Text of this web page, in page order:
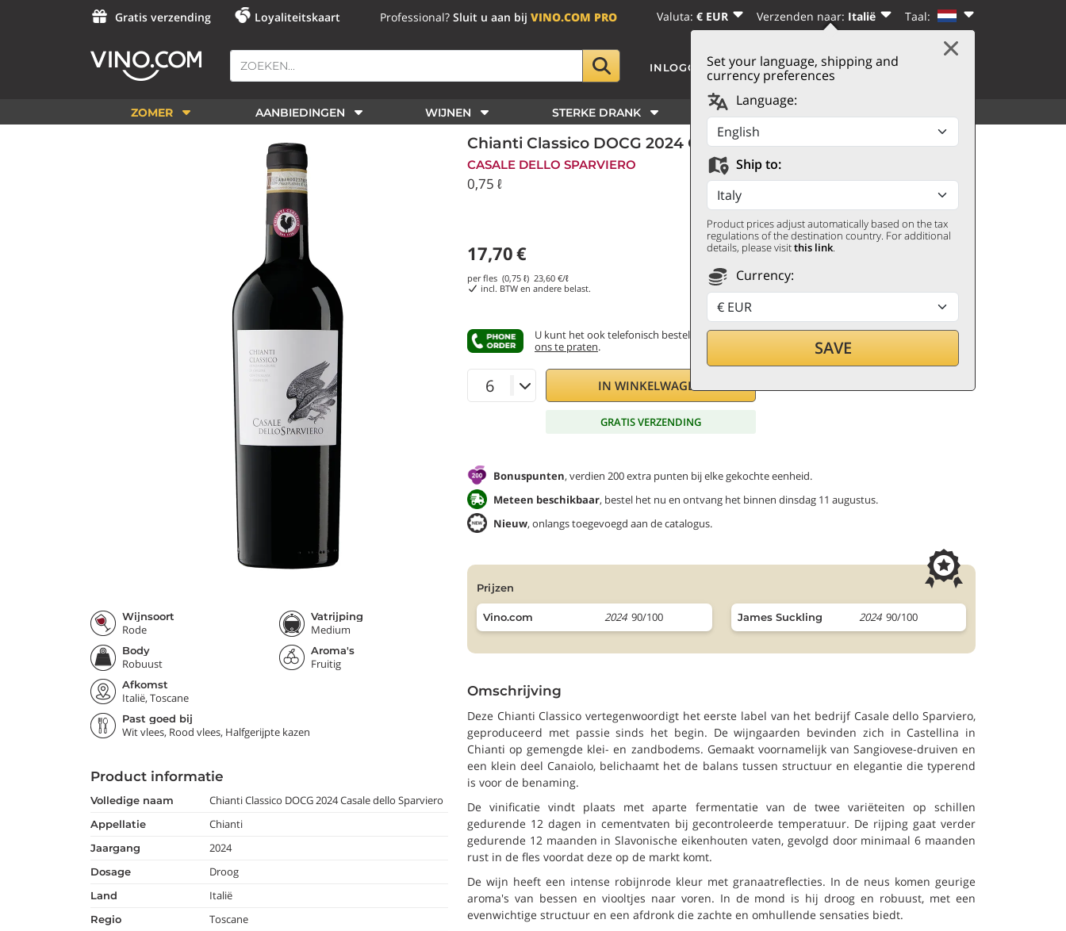
Gratis verzending Loyaliteitskaart Professional? Sluit u aan bij VINO.COM PRO Valuta: € EUR Verzenden naar: Italië Taal:
Set your language, shipping and
currency preferences
Language:
Ship to:
Product prices adjust automatically based on the tax
regulations of the destination country. For additional
details, please visitthis link.
Currency:
SAVE
INLOGGEN | REGISTREREN WINKELWAGEN
ZOMER AANBIEDINGEN WIJNEN STERKE DRANK MEER
Wijnsoort
Rode
Vatrijping
Medium
Body
Robuust
Aroma's
Fruitig
Afkomst
Italië, Toscane
Past goed bij
Wit vlees, Rood vlees, Halfgerijpte kazen
Product informatie
volledige naam Chianti Classico DOCG 2024 Casale dello Sparviero
appellatie Chianti
jaargang 2024
dosage Droog
land Italië
regio Toscane
Chianti Classico DOCG 2024 Casale dello Sparviero
CASALE DELLO SPARVIERO
0,75 ℓ
17,70€
per fles (0,75 ℓ) 23,60 €/ℓ
incl. BTW en andere belast.
U kunt het ook telefonisch bestellen door met
ons te praten.
IN WINKELWAGEN
GRATIS VERZENDING
Bonuspunten, verdien 200 extra punten bij elke gekochte eenheid.
Meteen beschikbaar, bestel het nu en ontvang het binnen dinsdag 11 augustus.
Nieuw, onlangs toegevoegd aan de catalogus.
prijzen
Vino.com 2024 90/100 James Suckling 2024 90/100
Omschrijving
Deze Chianti Classico vertegenwoordigt het eerste label van het bedrijf Casale dello Sparviero,
geproduceerd met passie sinds het begin. De wijngaarden bevinden zich in Castellina in
Chianti op gemengde klei- en zandbodems. Gemaakt voornamelijk van Sangiovese-druiven en
een klein deel Canaiolo, belichaamt het de balans tussen structuur en elegantie die typerend
is voor de benaming.
De vinificatie vindt plaats met aparte fermentatie van de twee variëteiten op schillen
gedurende 12 dagen in cementvaten bij gecontroleerde temperatuur. De rijping gaat verder
gedurende 12 maanden in Slavonische eikenhouten vaten, gevolgd door minimaal 6 maanden
rust in de fles voordat deze op de markt komt.
De wijn heeft een intense robijnrode kleur met granaatreflecties. In de neus komen geurige
aroma's van bessen en viooltjes naar voren. In de mond is hij droog en robuust, met een
evenwichtige structuur en een afdronk die zachte en omhullende sensaties biedt.